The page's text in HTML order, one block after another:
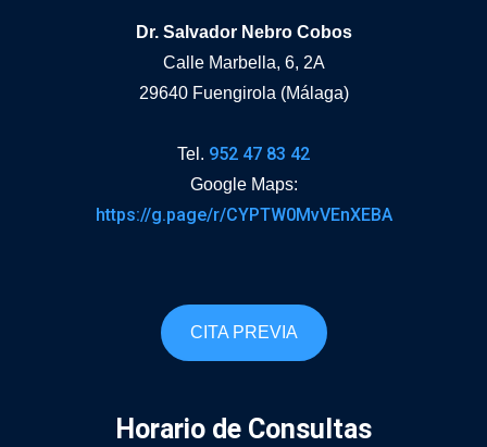
Dr. Salvador Nebro Cobos
Calle Marbella, 6, 2A
29640 Fuengirola (Málaga)
Tel. 952 47 83 42
Google Maps:
https://g.page/r/CYPTW0MvVEnXEBA
CITA PREVIA
Horario de Consultas